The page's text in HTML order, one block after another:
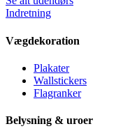
Indretning
Vægdekoration
Plakater
Wallstickers
Flagranker
Belysning & uroer